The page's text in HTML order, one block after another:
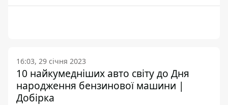
16:03, 29 січня 2023
10 найкумедніших авто світу до Дня
народження бензинової машини |
Добірка